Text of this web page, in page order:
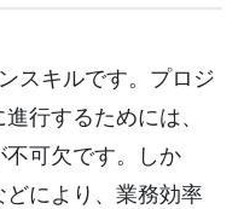
スキルです。プロジ
行するためには、
可欠です。しか
により、業務効率